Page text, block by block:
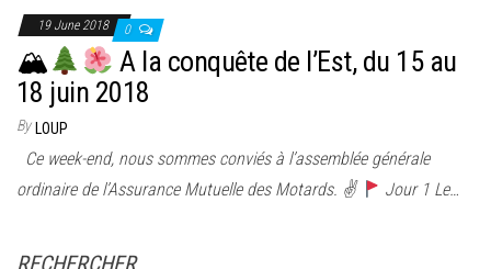
19 June 2018 0
🏔
A la conquête de l’Est, du 15 au
18 juin 2018
By LOUP
Ce week-end, nous sommes conviés à l’assemblée générale
ordinaire de l’Assurance Mutuelle des Motards. ✌
Jour 1 Le…